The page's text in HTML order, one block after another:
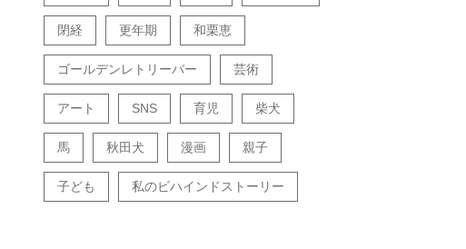
閉経 更年期 和栗恵
ゴールデンレトリーバー 芸術
アート SNS 育児 柴犬
馬 秋田犬 漫画 親子
子ども 私のビハインドストーリー